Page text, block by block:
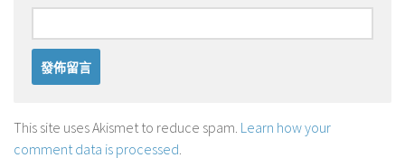
This site uses Akismet to reduce spam. Learn how your
comment data is processed